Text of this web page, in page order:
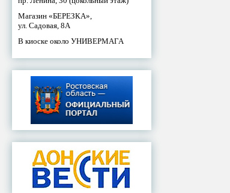
Магазин «БЕРЕЗКА»,
ул. Садовая, 8А
В киоске около УНИВЕРМАГА